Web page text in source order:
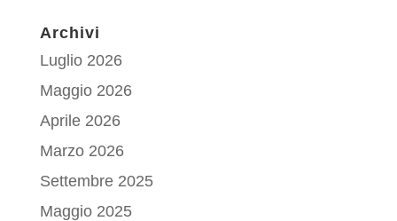
Archivi
Luglio 2026
Maggio 2026
Aprile 2026
Marzo 2026
Settembre 2025
Maggio 2025